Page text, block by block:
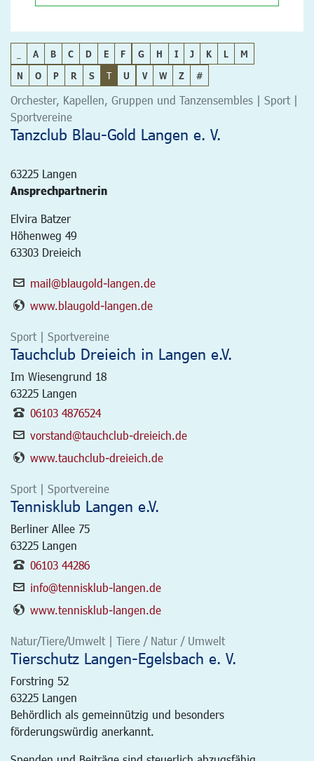
A B C D E F G H I J K L
M
N
O P R S T U V W Z #
Orchester, Kapellen, Gruppen und Tanzensembles | Sport |
Sportvereine
Tanzclub Blau-Gold Langen e. V.
63225 Langen
Ansprechpartnerin
Elvira Batzer
Höhenweg 49
63303 Dreieich
mail@blaugold-langen.de
www.blaugold-langen.de
Sport | Sportvereine
Tauchclub Dreieich in Langen e.V.
Im Wiesengrund 18
63225 Langen
06103 4876524
vorstand@tauchclub-dreieich.de
www.tauchclub-dreieich.de
Sport | Sportvereine
Tennisklub Langen e.V.
Berliner Allee 75
63225 Langen
06103 44286
info@tennisklub-langen.de
www.tennisklub-langen.de
Natur/Tiere/Umwelt | Tiere / Natur / Umwelt
Tierschutz Langen-Egelsbach e. V.
Forstring 52
63225 Langen
Behördlich als gemeinnützig und besonders
förderungswürdig anerkannt.